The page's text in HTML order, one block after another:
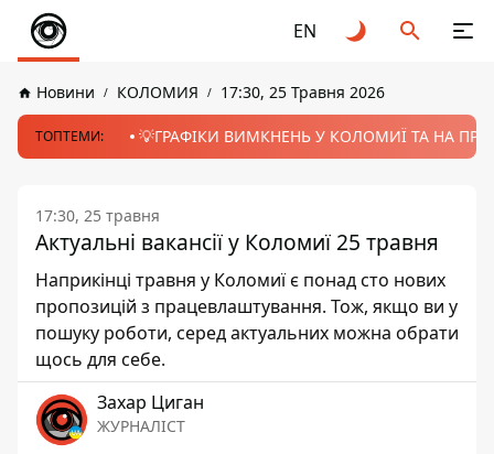
EN
Новини КОЛОМИЯ 17:30, 25 Травня 2026
ТОПТЕМИ: 💡ГРАФІКИ ВИМКНЕНЬ У КОЛОМИЇ ТА НА
17:30, 25 травня
Актуальні вакансії у Коломиї 25 травня
Наприкінці травня у Коломиї є понад сто нових
пропозицій з працевлаштування. Тож, якщо ви у
пошуку роботи, серед актуальних можна обрати
щось для себе.
Захар Циган
ЖУРНАЛІСТ